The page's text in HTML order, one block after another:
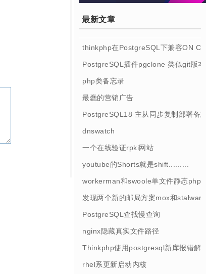
最新文章
thinkphp在PostgreSQL下兼容ON
PostgreSQL插件pgclone 类似git版
php类备忘录
最蠢的营销广告
PostgreSQL18 主从同步复制部署备
dnswatch
一个在线验证rpki网站
youtube的Shorts就是shift.........
workerman和swoole单文件静态php
发现两个新的邮局方案mox和stalwart
PostgreSQL查找慢查询
nginx隐藏真实文件路径
Thinkphp使用postgresql新库报错解
rhel系更新启动内核